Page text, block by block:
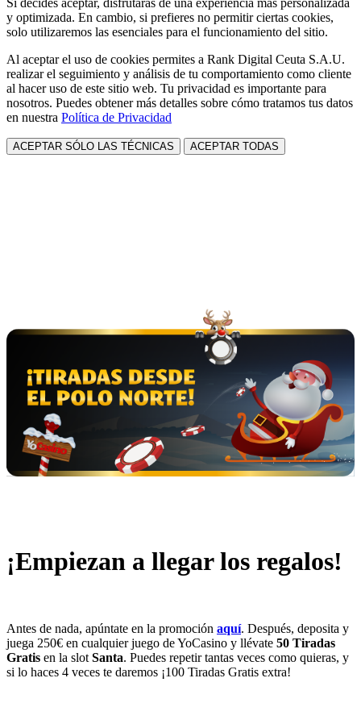
Si decides aceptar, disfrutarás de una experiencia más personalizada
y optimizada. En cambio, si prefieres no permitir ciertas cookies,
solo utilizaremos las esenciales para el funcionamiento del sitio.
Al aceptar el uso de cookies permites a Rank Digital Ceuta S.A.U.
realizar el seguimiento y análisis de tu comportamiento como cliente
al hacer uso de este sitio web. Tu privacidad es importante para
nosotros. Puedes obtener más detalles sobre cómo tratamos tus datos
en nuestra Política de Privacidad
ACEPTAR SÓLO LAS TÉCNICAS ACEPTAR TODAS
¡Empiezan a llegar los regalos!
Antes de nada, apúntate en la promoción aquí. Después, deposita y
juega 250€ en cualquier juego de YoCasino y llévate 50 Tiradas
Gratis en la slot Santa. Puedes repetir tantas veces como quieras, y
si lo haces 4 veces te daremos ¡100 Tiradas Gratis extra!